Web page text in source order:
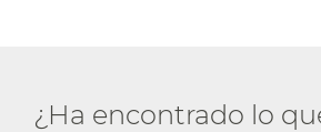
¿Ha encontrado lo